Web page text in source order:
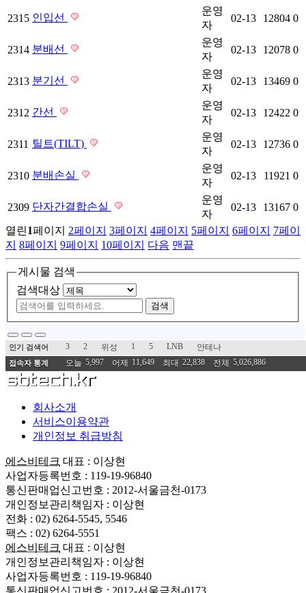
2315 인입선
운영
자
02-13 12804 0
2314 분배선
운영
자
02-13 12078 0
2313 분기선
운영
자
02-13 13469 0
2312 간선
운영
자
02-13 12422 0
2311 틸트(TILT)
운영
자
02-13 12736 0
2310 분배손실
운영
자
02-13 11921 0
2309 단자간결합손실
운영
자
02-13 13167 0
열린1페이지 2페이지 3페이지 4페이지 5페이지 6페이지 7페이
지 8페이지 9페이지 10페이지 다음 맨끝
게시물 검색
검색대상
검색
인기 검색어 3 2 위성 1 5 LNB 안테나
접속자 통계 오늘 5,997 어제 11,649 최대 22,838 전체 5,026,886
회사소개
서비스이용약관
개인정보 취급방침
에스비테크 대표 : 이상현
사업자등록번호 : 119-19-96840
통신판매업신고번호 : 2012-서울금천-0173
개인정보관리책임자 : 이상현
전화 : 02) 6264-5545, 5546
팩스 : 02) 6264-5551
에스비테크 대표 : 이상현
개인정보관리책임자 : 이상현
사업자등록번호 : 119-19-96840
통신판매업신고번호 : 2012-서울금천-0173